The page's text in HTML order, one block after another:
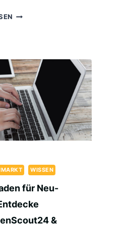
KONFLIKTMANAGEMENT
VERKAUF
VON
WOHNIMMOBILIEN
IN
DEUTSCHLAND
UND
WARUM
NESTIQ
FÜR
WICHTIG
HÄLT
WISSEN
für Neu-
&